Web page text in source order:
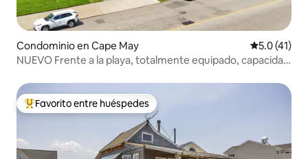
Condominio en Cape May Calificación
5.0 (41)
NUEVO Frente a la playa, totalmente equipado, capacidad
De los mejores en Favorito entre huéspedes
Favorito entre huéspedes